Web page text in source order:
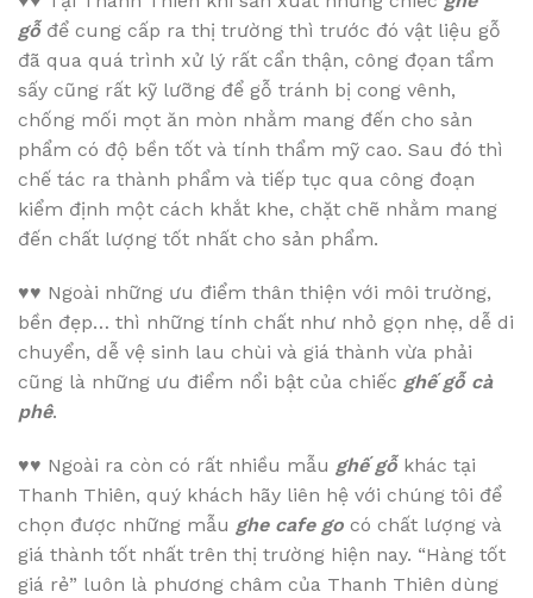
gỗ để cung cấp ra thị trường thì trước đó vật liệu gỗ
đã qua quá trình xử lý rất cẩn thận, công đọan tẩm
sấy cũng rất kỹ lưỡng để gỗ tránh bị cong vênh,
chống mối mọt ăn mòn nhằm mang đến cho sản
phẩm có độ bền tốt và tính thẩm mỹ cao. Sau đó thì
chế tác ra thành phẩm và tiếp tục qua công đoạn
kiểm định một cách khắt khe, chặt chẽ nhằm mang
đến chất lượng tốt nhất cho sản phẩm.
♥♥ Ngoài những ưu điểm thân thiện với môi trường,
bền đẹp… thì những tính chất như nhỏ gọn nhẹ, dễ di
chuyển, dễ vệ sinh lau chùi và giá thành vừa phải
cũng là những ưu điểm nổi bật của chiếc ghế gỗ cà
phê.
♥♥ Ngoài ra còn có rất nhiều mẫu ghế gỗ khác tại
Thanh Thiên, quý khách hãy liên hệ với chúng tôi để
chọn được những mẫu ghe cafe go có chất lượng và
giá thành tốt nhất trên thị trường hiện nay. “Hàng tốt
giá rẻ” luôn là phương châm của Thanh Thiên dùng